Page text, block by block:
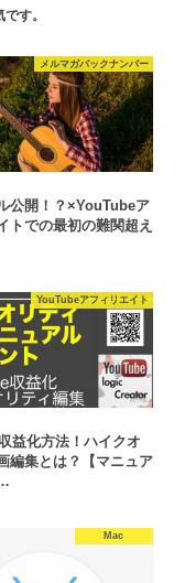
す。
メルマガバックナンバー
公開！？×YouTubeア
トでの最初の難関超え
YouTubeアフィリエイト
益化方法！ハイクオ
編集とは？【マニュア
Mac